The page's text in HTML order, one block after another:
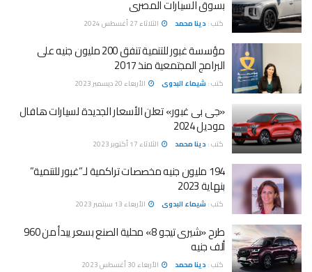
بسوق السيارات المصرى
كتب : دينا محمد الثلاثاء 27 أغسطس 2024
مؤسسة غبور للتنمية تنفق 200 مليون جنيه على
البرامج المجتمعية منذ 2017
كتب : شيماء البدوى الأربعاء 20 ديسمبر 2023
«جى بى غبور» تعلن الأسعار الجديدة لسيارات هافال
موديل 2024
كتب : دينا محمد الثلاثاء 17 أكتوبر 2023
194 مليون جنيه مخصصات تراكمية لـ”غبور للتنمية”
بنهاية 2023
كتب : شيماء البدوى الأربعاء 13 سبتمبر 2023
طرح «شيرى تيجو 8» محلية الصنع بسعر يبدأ من 960
ألف جنيه
كتب : دينا محمد الأربعاء 30 أغسطس 2023